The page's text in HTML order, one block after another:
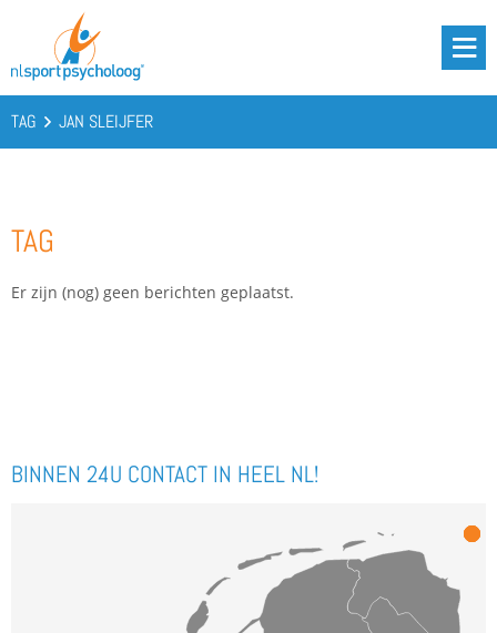
CONTACT
TAG JAN SLEIJFER
TAG
Er zijn (nog) geen berichten geplaatst.
BINNEN 24U CONTACT IN HEEL NL!